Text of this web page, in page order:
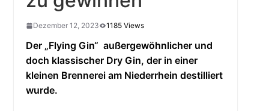
Dezember 12, 2023 1185 Views
Der „Flying Gin“ außergewöhnlicher und
doch klassischer Dry Gin, der in einer
kleinen Brennerei am Niederrhein destilliert
wurde.